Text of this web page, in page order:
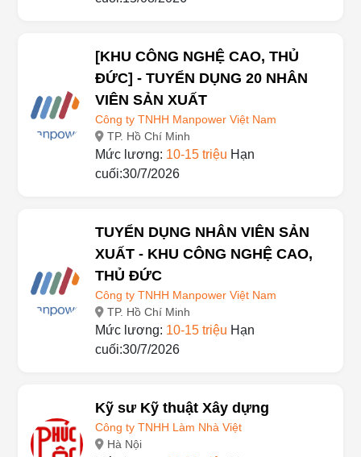
[KHU CÔNG NGHỆ CAO, THỦ
ĐỨC] - TUYỂN DỤNG 20 NHÂN
VIÊN SẢN XUẤT
Công ty TNHH Manpower Việt Nam
TP. Hồ Chí Minh
Mức lương: 10-15 triệu Hạn
cuối:30/7/2026
TUYỂN DỤNG NHÂN VIÊN SẢN
XUẤT - KHU CÔNG NGHỆ CAO,
THỦ ĐỨC
Công ty TNHH Manpower Việt Nam
TP. Hồ Chí Minh
Mức lương: 10-15 triệu Hạn
cuối:30/7/2026
Kỹ sư Kỹ thuật Xây dựng
Công ty TNHH Làm Nhà Việt
Hà Nội